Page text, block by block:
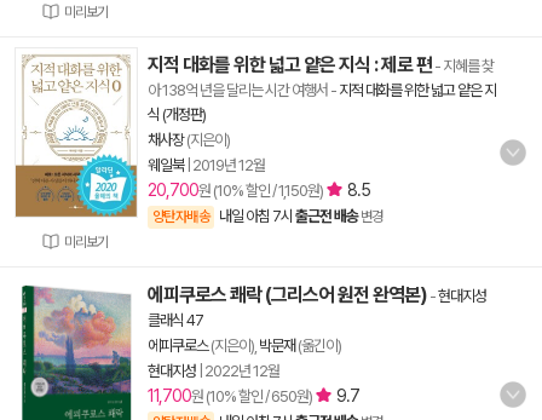
미리보기
미리보기
지적 대화를 위한 넓고 얕은 지식 : 제로 편 - 지혜를 찾
아 138억 년을 달리는 시간 여행서 - 지적 대화를 위한 넓고 얕은 지
식 (개정판)
채사장(지은이)
웨일북| 2019년 12월
20,700원 (10% 할인 / 1,150원) 8.5
양탄자배송 내일 아침 7시 출근전 배송 변경
에피쿠로스 쾌락 (그리스어 원전 완역본) -현대지성
클래식 47
에피쿠로스(지은이), 박문재 (옮긴이)
현대지성 2022년 12월
11,700원 (10% 할인 / 650원) 9.7